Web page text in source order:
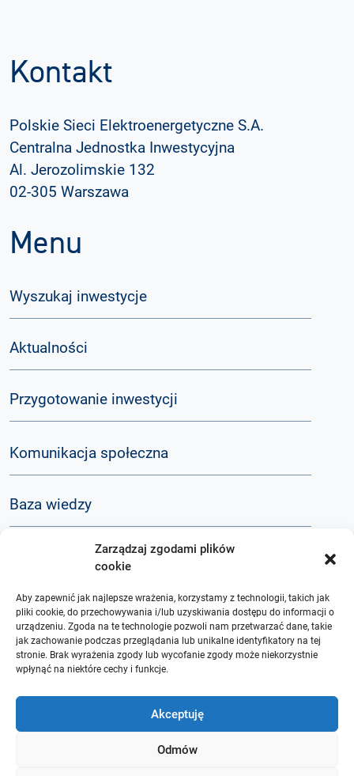
Zarządzaj zgodami plików
cookie
Aby zapewnić jak najlepsze wrażenia, korzystamy z technologii, takich jak
pliki cookie, do przechowywania i/lub uzyskiwania dostępu do informacji o
urządzeniu. Zgoda na te technologie pozwoli nam przetwarzać dane, takie
jak zachowanie podczas przeglądania lub unikalne identyfikatory na tej
stronie. Brak wyrażenia zgody lub wycofanie zgody może niekorzystnie
wpłynąć na niektóre cechy i funkcje.
Akceptuję
Odmów
Kontakt
Polskie Sieci Elektroenergetyczne S.A.
Centralna Jednostka Inwestycyjna
Al. Jerozolimskie 132
02-305 Warszawa
Menu
Wyszukaj inwestycje
Aktualności
Przygotowanie inwestycji
Komunikacja społeczna
Baza wiedzy
O nas